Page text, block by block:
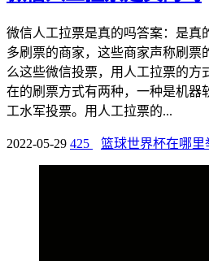
微信人工拉票是真的吗答案：是真
多刷票的商家，这些商家声称刷票
么这些微信投票，用人工拉票的方
在的刷票方式有两种，一种是机器
工水军投票。用人工拉票的...
2022-05-29 425 篮球世界杯在哪里